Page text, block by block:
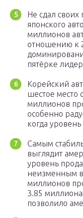
Не сдал своих
японского
миллионов
отношению к
пятёрке
Корейский
шестое место
миллионов
особенно
когда
Самым
выглядит
уровень
неизменным
миллионов
3.85
позволило